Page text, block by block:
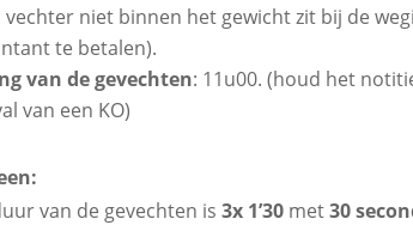
vechter niet binnen het gewicht zit bij de
te betalen).
van de gevechten: 11u00. (houd het
van een KO)
van de gevechten is3x 1’30 met30